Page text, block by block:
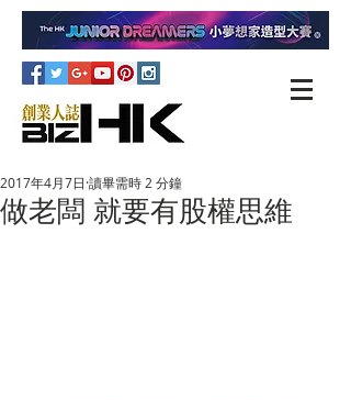
做老闆 就要有股權思維
2017年4月7日 讀畢需時 2 分鐘